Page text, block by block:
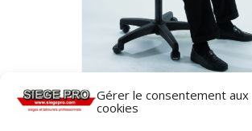
Gérer le consentement aux
cookies